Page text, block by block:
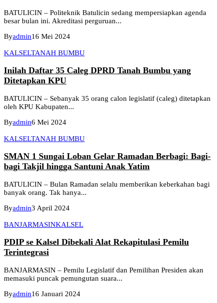
BATULICIN – Politeknik Batulicin sedang mempersiapkan agenda
besar bulan ini. Akreditasi perguruan...
Byadmin16 Mei 2024
KALSELTANAH BUMBU
Inilah Daftar 35 Caleg DPRD Tanah Bumbu yang
Ditetapkan KPU
BATULICIN – Sebanyak 35 orang calon legislatif (caleg) ditetapkan
oleh KPU Kabupaten...
Byadmin6 Mei 2024
KALSELTANAH BUMBU
SMAN 1 Sungai Loban Gelar Ramadan Berbagi: Bagi-
bagi Takjil hingga Santuni Anak Yatim
BATULICIN – Bulan Ramadan selalu memberikan keberkahan bagi
banyak orang. Tak hanya...
Byadmin3 April 2024
BANJARMASINKALSEL
PDIP se Kalsel Dibekali Alat Rekapitulasi Pemilu
Terintegrasi
BANJARMASIN – Pemilu Legislatif dan Pemilihan Presiden akan
memasuki puncak pemungutan suara...
Byadmin16 Januari 2024